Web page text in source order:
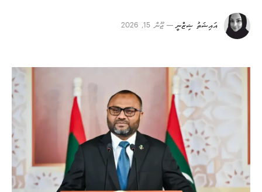
އައިޝަތު ޝިޒްނީ ޖޫން 15, 2026